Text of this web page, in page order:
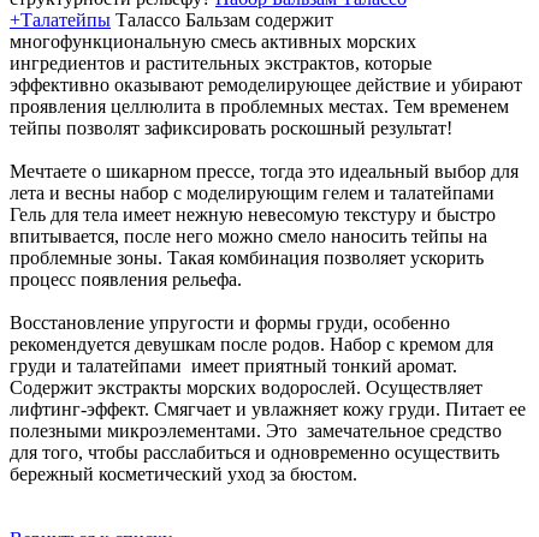
+Талатейпы Талассо Бальзам содержит
многофункциональную смесь активных морских
ингредиентов и растительных экстрактов, которые
эффективно оказывают ремоделирующее действие и убирают
проявления целлюлита в проблемных местах. Тем временем
тейпы позволят зафиксировать роскошный результат!
Мечтаете о шикарном прессе, тогда это идеальный выбор для
лета и весны набор с моделирующим гелем и талатейпами
Гель для тела имеет нежную невесомую текстуру и быстро
впитывается, после него можно смело наносить тейпы на
проблемные зоны. Такая комбинация позволяет ускорить
процесс появления рельефа.
Восстановление упругости и формы груди, особенно
рекомендуется девушкам после родов. Набор с кремом для
груди и талатейпами имеет приятный тонкий аромат.
Содержит экстракты морских водорослей. Осуществляет
лифтинг-эффект. Смягчает и увлажняет кожу груди. Питает ее
полезными микроэлементами. Это замечательное средство
для того, чтобы расслабиться и одновременно осуществить
бережный косметический уход за бюстом.